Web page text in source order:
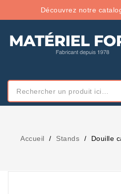
Découvrez notre
Accueil Stands Douille